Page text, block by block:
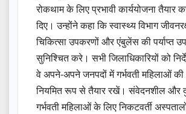
रोकथाम के लिए प्रभावी कार्ययोजना तैयार
दिए। उन्होंने कहा कि स्वास्थ्य विभाग
चिकित्सा उपकरणों और एंबुलेंस की पर्याप्त
सुनिश्चित करे। सभी जिलाधिकारियों को
वे अपने-अपने जनपदों में गर्भवती महिलाओं
नियमित रूप से तैयार रखें। संवेदनशील और
गर्भवती महिलाओं के लिए निकटवर्ती